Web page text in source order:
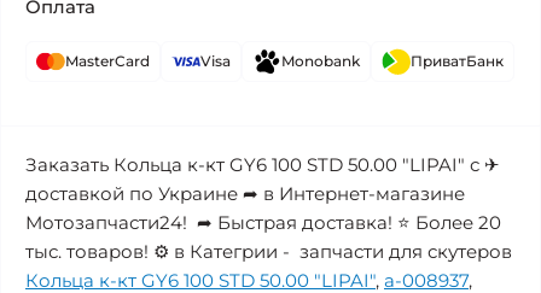
Оплата
MasterCard Visa Monobank ПриватБанк
Заказать Кольца к-кт GY6 100 STD 50.00 "LIPAI" с ✈
доставкой по Украине ➦ в Интернет-магазине
Мотозапчасти24! ➦ Быстрая доставка! ⭐ Более 20
тыс. товаров! ⚙️ в Категрии - запчасти для скутеров
Кольца к-кт GY6 100 STD 50.00 "LIPAI", a-008937,